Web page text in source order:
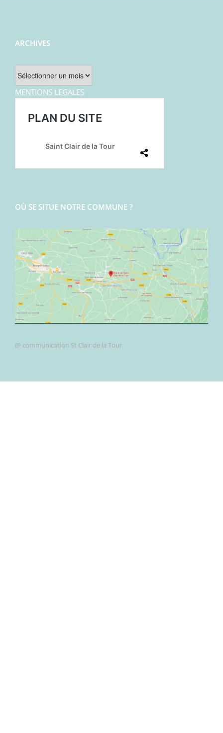
ARCHIVES
Archives
MENTIONS LEGALES
OÙ SE SITUE NOTRE COMMUNE ?
@ communication St Clair de la Tour